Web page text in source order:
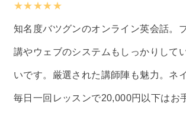
★★★★★
知名度バツグンのオンライン英会話。
講やウェブのシステムもしっかりして
いです。厳選された講師陣も魅力。ネ
毎日一回レッスンで20,000円以下はお